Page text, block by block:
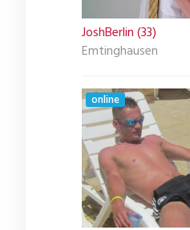
JoshBerlin (33)
Emtinghausen
online